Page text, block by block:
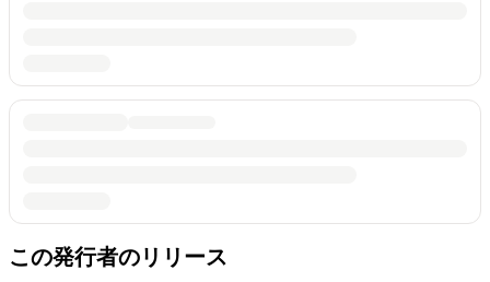
この発行者のリリース